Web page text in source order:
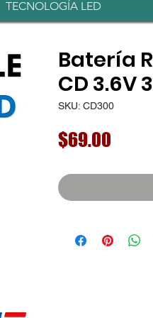
TECNOLOGÍA LED
Batería
CD 3.6V
SKU: CD300
$69.00